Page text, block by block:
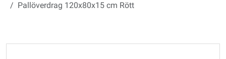
Pallöverdrag 120x80x15 cm Rött